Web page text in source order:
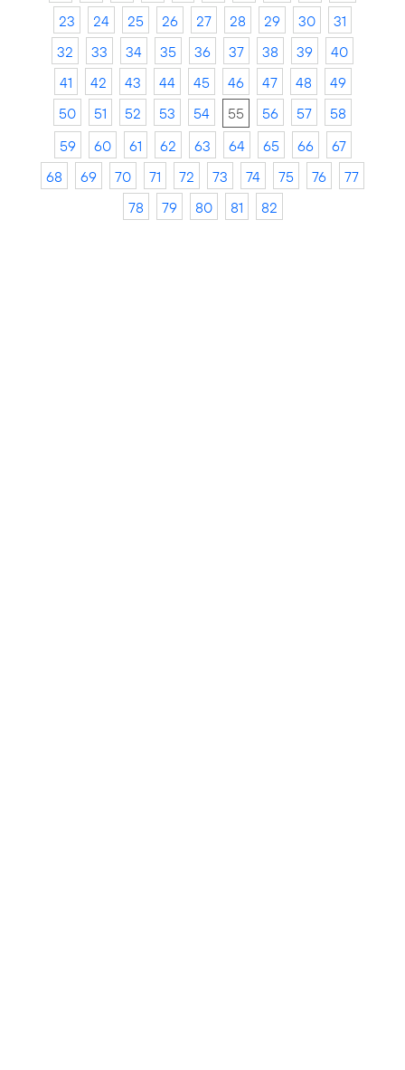
23
24 25 26 27 28 29 30
31
32
33 34 35 36 37 38 39
40
41
42 43 44 45 46 47 48
49
50
51 52 53 54 55 56 57
58
59
60 61 62 63 64 65 66
67
68
69 70 71 72 73 74 75 76
77
78
79 80 81 82